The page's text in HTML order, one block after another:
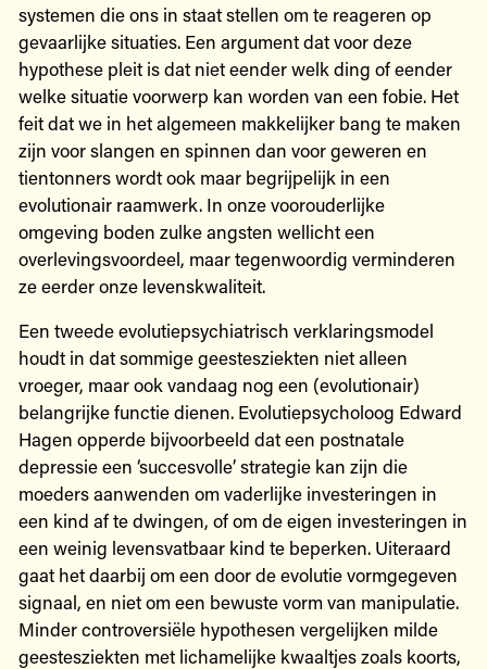
systemen die ons in staat stellen om te reageren op
gevaarlijke situaties. Een argument dat voor deze
hypothese pleit is dat niet eender welk ding of eender
welke situatie voorwerp kan worden van een fobie. Het
feit dat we in het algemeen makkelijker bang te maken
zijn voor slangen en spinnen dan voor geweren en
tientonners wordt ook maar begrijpelijk in een
evolutionair raamwerk. In onze voorouderlijke
omgeving boden zulke angsten wellicht een
overlevingsvoordeel, maar tegenwoordig verminderen
ze eerder onze levenskwaliteit.
Een tweede evolutiepsychiatrisch verklaringsmodel
houdt in dat sommige geestesziekten niet alleen
vroeger, maar ook vandaag nog een (evolutionair)
belangrijke functie dienen. Evolutiepsycholoog Edward
Hagen opperde bijvoorbeeld dat een postnatale
depressie een ‘succesvolle’ strategie kan zijn die
moeders aanwenden om vaderlijke investeringen in
een kind af te dwingen, of om de eigen investeringen in
een weinig levensvatbaar kind te beperken. Uiteraard
gaat het daarbij om een door de evolutie vormgegeven
signaal, en niet om een bewuste vorm van manipulatie.
Minder controversiële hypothesen vergelijken milde
geestesziekten met lichamelijke kwaaltjes zoals koorts,